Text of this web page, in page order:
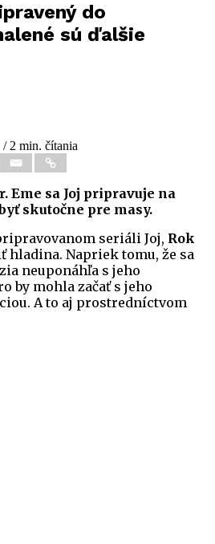
do
sú ďalšie
/ 2 min. čítania
Eme sa Joj pripravuje na
skutočne pre masy.
seriáli Joj, Rok
hladina. Napriek tomu, že sa
neuponáhľa s jeho
by mohla začať s jeho
A to aj prostredníctvom